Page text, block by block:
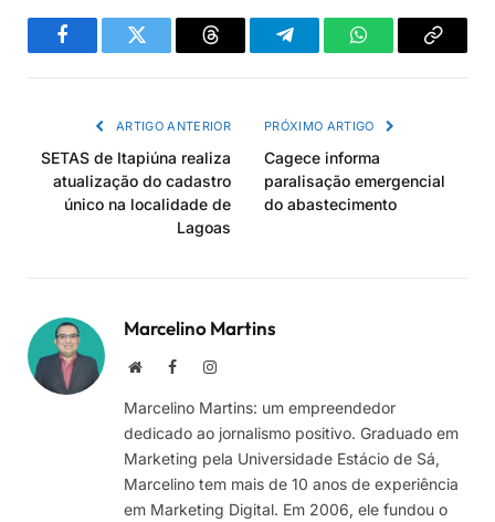
FacebookTwitter Threads TelegramWhatsAppCopiar
ARTIGO ANTERIOR
SETAS de Itapiúna realiza
atualização do cadastro
único na localidade de
Lagoas
PRÓXIMO ARTIGO
Cagece informa
paralisação emergencial
do abastecimento
Marcelino Martins
Site FacebookInstagram
Marcelino Martins: um empreendedor
dedicado ao jornalismo positivo. Graduado em
Marketing pela Universidade Estácio de Sá,
Marcelino tem mais de 10 anos de experiência
em Marketing Digital. Em 2006, ele fundou o